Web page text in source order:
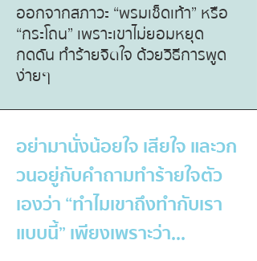
ออกจากสภาวะ “พรมเช็ดเท้า” หรือ
“กระโถน” เพราะเขาไม่ยอมหยุด
กดดัน ทำร้ายจิตใจ ด้วยวิธีการพูด
ง่ายๆ
อย่ามานั่งน้อยใจ เสียใจ และวก
วนอยู่กับคำถามทำร้ายใจตัว
เองว่า “ทำไมเขาถึงทำกับเรา
แบบนี้” เพียงเพราะว่า...